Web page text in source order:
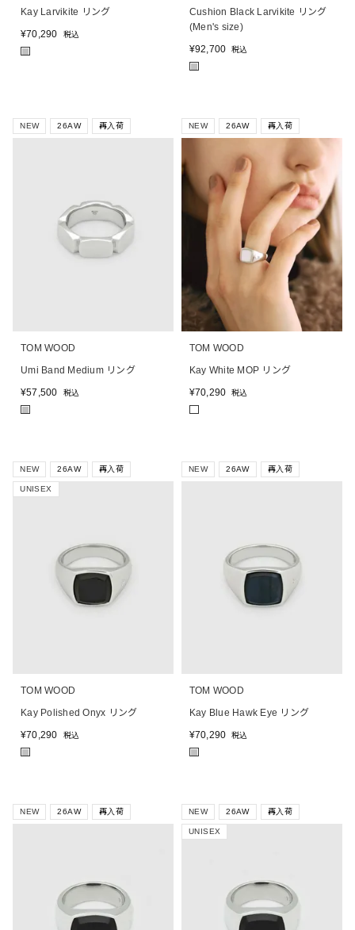
Kay Larvikite リング
¥70,290 税込
Cushion Black Larvikite リング
(Men's size)
¥92,700 税込
NEW 26AW 再入荷
TOM WOOD
Umi Band Medium リング
¥57,500 税込
■
NEW 26AW 再入荷
TOM WOOD
Kay White MOP リング
¥70,290 税込
NEW 26AW 再入荷
UNISEX
TOM WOOD
Kay Polished Onyx リング
¥70,290 税込
■
NEW 26AW 再入荷
TOM WOOD
Kay Blue Hawk Eye リング
¥70,290 税込
■
NEW 26AW 再入荷 NEW 26AW 再入荷
UNISEX